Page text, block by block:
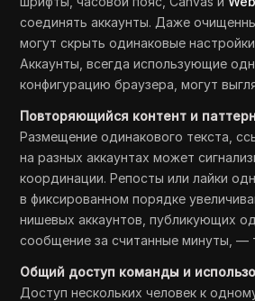
соединять аккаунты. Даже
могут скрыть одинаковые
Аккаунты, всегда использующие
конфигурацию браузера, могут
Повторяющийся контент и
Размещение одинакового текста,
на разных аккаунтах может
координации. Репосты или лайки
в фиксированном порядке
нишевых аккаунтов, публикующих
сообщение за считанные минуты, —
Общий доступ команды и
Доступ нескольких человек к